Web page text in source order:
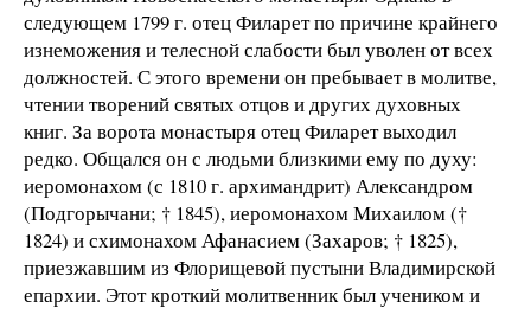
следующем 1799 г. отец Филарет по причине крайнего
изнеможения и телесной слабости был уволен от всех
должностей. С этого времени он пребывает в молитве,
чтении творений святых отцов и других духовных
книг. За ворота монастыря отец Филарет выходил
редко. Общался он с людьми близкими ему по духу:
иеромонахом (с 1810 г. архимандрит) Александром
(Подгорычани; † 1845), иеромонахом Михаилом (†
1824) и схимонахом Афанасием (Захаров; † 1825),
приезжавшим из Флорищевой пустыни Владимирской
епархии. Этот кроткий молитвенник был учеником и